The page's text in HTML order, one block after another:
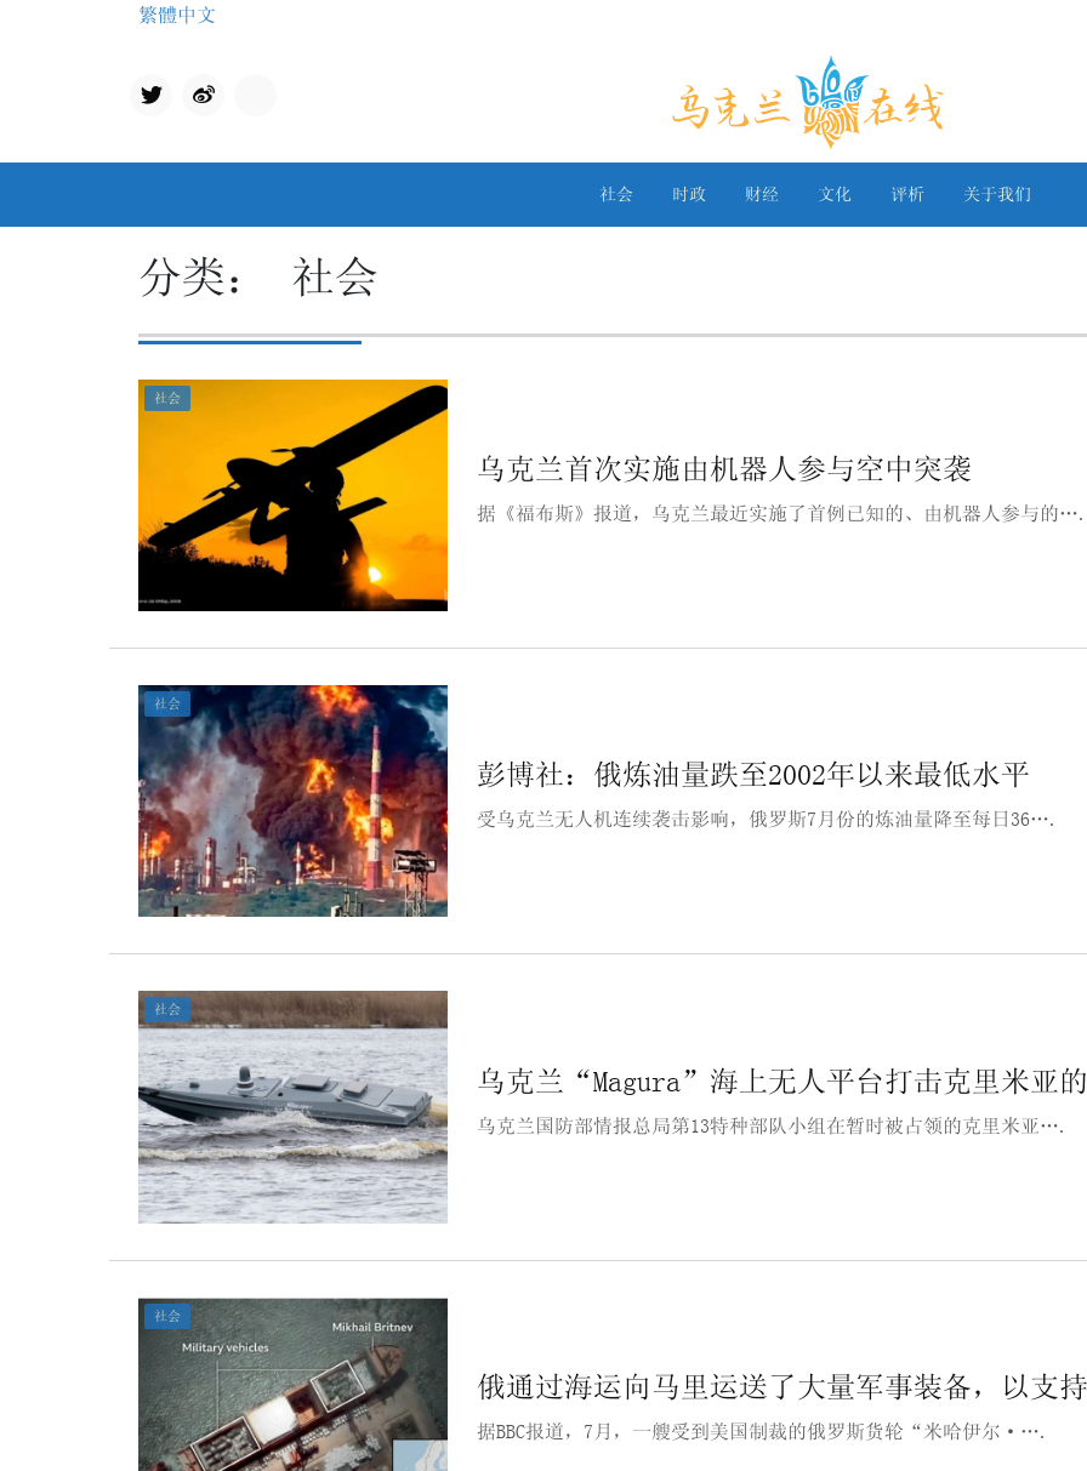
繁體中文
Twit
乌克兰在线
社会 时政 财经 文化 评析 关于我们
分类： 社会
社会
乌克兰首次实施由机器人参与空中突袭
据《福布斯》报道，乌克兰最近实施了首例已知的、由机器人参与的….
社会
彭博社：俄炼油量跌至2002年以来最低水平
受乌克兰无人机连续袭击影响，俄罗斯7月份的炼油量降至每日36….
社会
乌克兰“Magura”海上无人平台打击克里米亚
乌克兰国防部情报总局第13特种部队小组在暂时被占领的克里米亚….
社会
俄通过海运向马里运送了大量军事装备，以支
据BBC报道，7月，一艘受到美国制裁的俄罗斯货轮“米哈伊尔·….